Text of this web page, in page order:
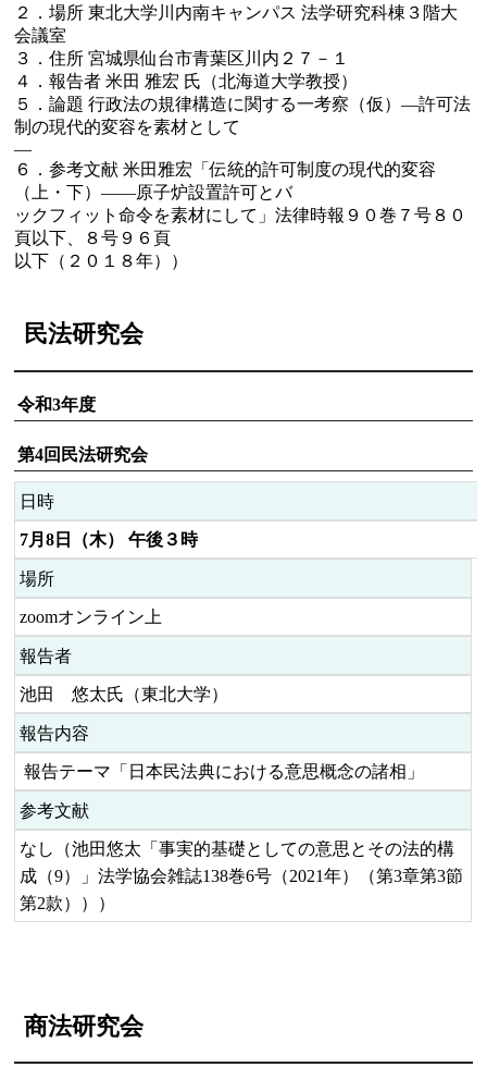
２．場所 東北大学川内南キャンパス 法学研究科棟３階大
会議室
３．住所 宮城県仙台市青葉区川内２７－１
４．報告者 米田 雅宏 氏（北海道大学教授）
５．論題 行政法の規律構造に関する一考察（仮）—許可法
制の現代的変容を素材として
—
６．参考文献 米田雅宏「伝統的許可制度の現代的変容
（上・下）――原子炉設置許可とバ
ックフィット命令を素材にして」法律時報９０巻７号８０
頁以下、８号９６頁
以下（２０１８年））
民法研究会
令和3年度
第4回民法研究会
日時
7月8日（木） 午後３時
場所
zoomオンライン上
報告者
池田 悠太氏（東北大学）
報告内容
報告テーマ「日本民法典における意思概念の諸相」
参考文献
なし（池田悠太「事実的基礎としての意思とその法的構
成（9）」法学協会雑誌138巻6号（2021年）（第3章第3節
第2款）））
商法研究会